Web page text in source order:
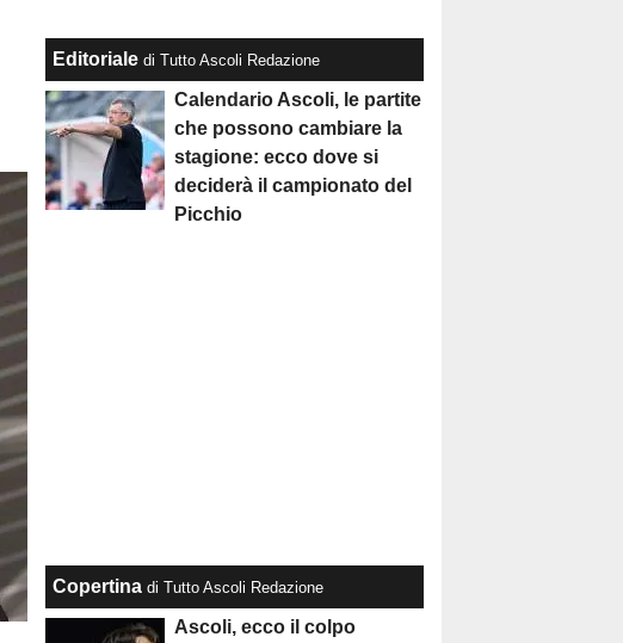
Editoriale di Tutto Ascoli Redazione
Calendario Ascoli, le partite
che possono cambiare la
stagione: ecco dove si
deciderà il campionato del
Picchio
Copertina di Tutto Ascoli Redazione
Ascoli, ecco il colpo